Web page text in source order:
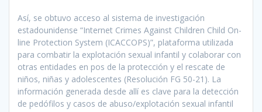
Así, se obtuvo acceso al sistema de investigación
estadounidense “Internet Crimes Against Children Child On-
line Protection System (ICACCOPS)”, plataforma utilizada
para combatir la explotación sexual infantil y colaborar con
otras entidades en pos de la protección y el rescate de
niños, niñas y adolescentes (Resolución FG 50-21). La
información generada desde allí es clave para la detección
de pedófilos y casos de abuso/explotación sexual infantil